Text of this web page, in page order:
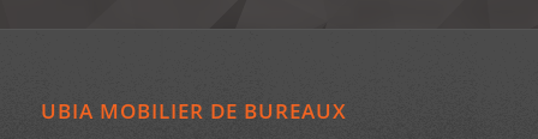
UBIA MOBILIER DE BUREAUX